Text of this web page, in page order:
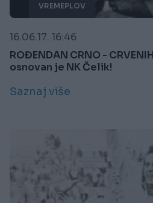
VREMEPLOV
16.06.17. 16:46
ROĐENDAN CRNO -
osnovan je NK Čelik!
Saznaj više